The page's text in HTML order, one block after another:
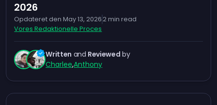
2026
Opdateret den May 13, 20262min read
Vores Redaktionelle Proces
Written and Reviewed by
Charlee,Anthony